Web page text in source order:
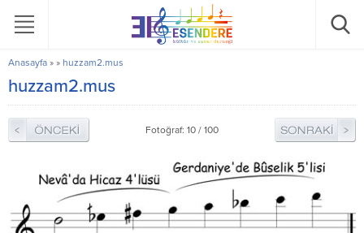
Anasayfa » » huzzam2.mus
huzzam2.mus
Fotoğraf: 10 / 100